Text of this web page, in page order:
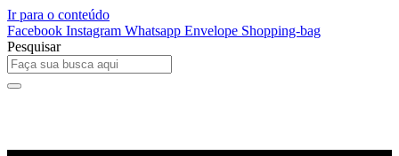
Ir para o conteúdo
Facebook Instagram Whatsapp Envelope Shopping-bag
Pesquisar